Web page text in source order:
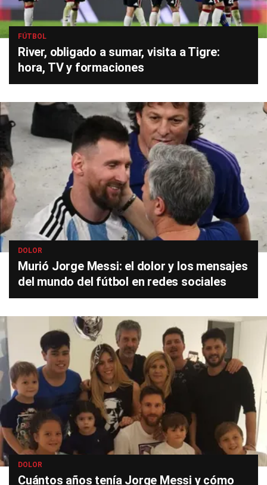
FÚTBOL
River, obligado a sumar, visita a Tigre:
hora, TV y formaciones
DOLOR
Murió Jorge Messi: el dolor y los mensajes
del mundo del fútbol en redes sociales
DOLOR
Cuántos años tenía Jorge Messi y cómo